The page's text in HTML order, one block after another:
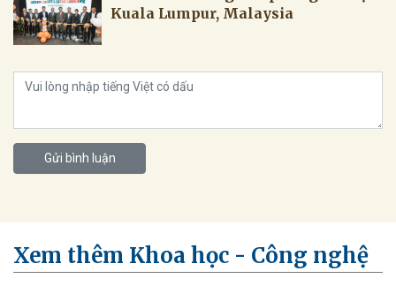
Gửi bình luận
Xem thêm Khoa học - Công nghệ